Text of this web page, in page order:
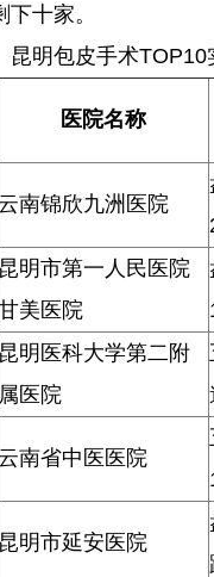
下十家。
昆明包皮手术TOP10
医院名称
云南锦欣九洲医院
昆明市第一人民医院
美医院
昆明医科大学第二附
属医院
云南省中医医院
昆明市延安医院